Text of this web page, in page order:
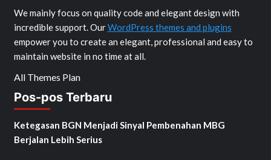
We mainly focus on quality code and elegant design with
incredible support. OurWordPress themes and plugins
empower you to create an elegant, professional and easy to
maintain website in no time at all.
All Themes Plan
Pos-pos Terbaru
Ketegasan BGN Menjadi Sinyal Pembenahan MBG
Berjalan Lebih Serius